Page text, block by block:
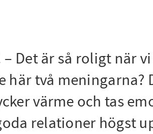
Det är så roligt när
här två meningarna?
värme och tas
relationer högst